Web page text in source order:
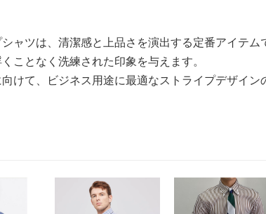
ャツは、清潔感と上品さを演出する定番アイテム
ことなく洗練された印象を与えます。
けて、ビジネス用途に最適なストライプデザイ